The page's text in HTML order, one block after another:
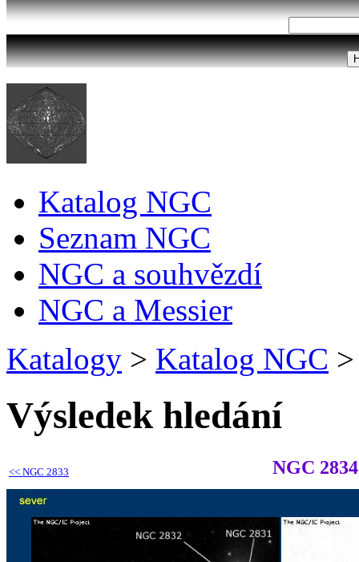
Katalog NGC
Seznam NGC
NGC a souhvězdí
NGC a Messier
Katalogy > Katalog NGC >
Výsledek hledání
<< NGC 2833 NGC 2834